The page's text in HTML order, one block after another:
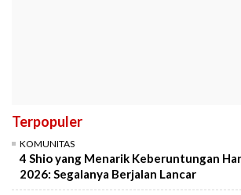
Terpopuler
KOMUNITAS
4 Shio yang Menarik Keberuntungan
2026: Segalanya Berjalan Lancar